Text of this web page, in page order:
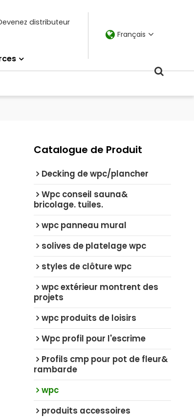
distributeur
Français
Catalogue de Produit
Decking de wpc/plancher
Wpc conseil sauna&
bricolage. tuiles.
wpc panneau mural
solives de platelage wpc
styles de clôture wpc
wpc extérieur montrent des
projets
wpc produits de loisirs
Wpc profil pour l'escrime
Profils cmp pour pot de fleur&
rambarde
wpc
produits accessoires